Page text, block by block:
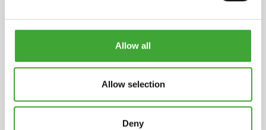
Allow all
Allow selection
Deny
5年（若密封储存在干燥的地方，可存放5年以上，
视具体情况而定）贮存条件：贮存在紧闭容器中，
远离火源、热源。
包装 (升)